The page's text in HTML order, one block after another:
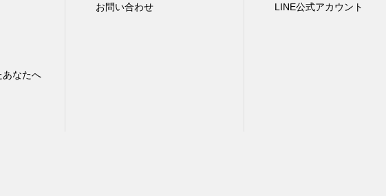
あなたへ
お問い合わせ LINE公式アカウント